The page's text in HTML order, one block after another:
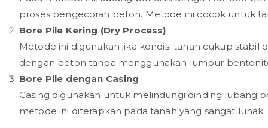
proses pengecoran beton. Metode ini cocok untuk
Bore Pile Kering (Dry Process)
Metode ini digunakan jika kondisi tanah cukup stabil
dengan beton tanpa menggunakan lumpur
Bore Pile dengan Casing
Casing digunakan untuk melindungi dinding lubang
metode ini diterapkan pada tanah yang sangat lunak.